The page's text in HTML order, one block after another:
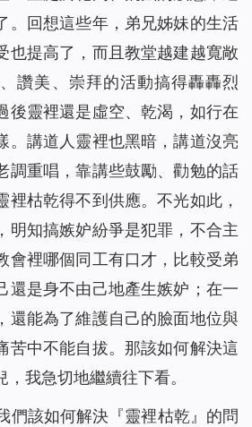
。回想這些年，弟兄姊妹的生活
也提高了，而且教堂越建越寬敞
讚美、崇拜的活動搞得轟轟烈
後靈裡還是虛空、乾渴，如行在
。講道人靈裡也黑暗，講道沒亮
調重唱，靠講些鼓勵、勸勉的話
裡枯乾得不到供應。不光如此，
明知搞嫉妒紛爭是犯罪，不合主
會裡哪個同工有口才，比較受弟
還是身不由己地產生嫉妒；在一
還能為了維護自己的臉面地位與
苦中不能自拔。那該如何解決這
我急切地繼續往下看。
們該如何解決『靈裡枯乾』的問